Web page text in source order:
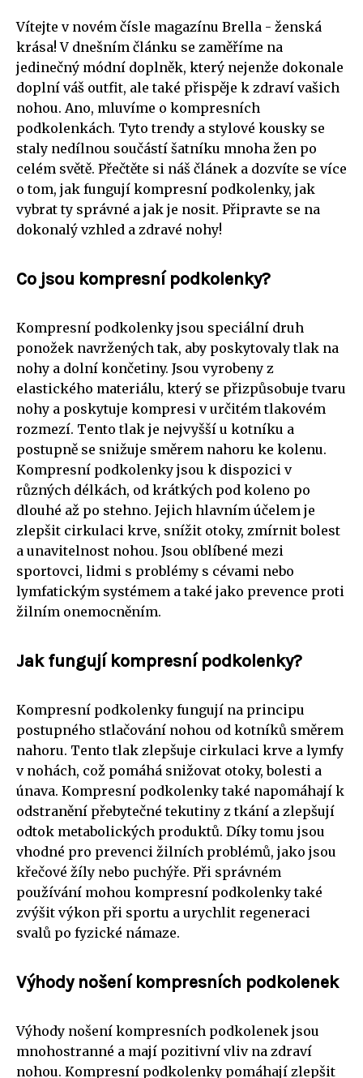
Vítejte v novém čísle magazínu Brella - ženská
krása! V dnešním článku se zaměříme na
jedinečný módní doplněk, který nejenže dokonale
doplní váš outfit, ale také přispěje k zdraví vašich
nohou. Ano, mluvíme o kompresních
podkolenkách. Tyto trendy a stylové kousky se
staly nedílnou součástí šatníku mnoha žen po
celém světě. Přečtěte si náš článek a dozvíte se více
o tom, jak fungují kompresní podkolenky, jak
vybrat ty správné a jak je nosit. Připravte se na
dokonalý vzhled a zdravé nohy!
Co jsou kompresní podkolenky?
Kompresní podkolenky jsou speciální druh
ponožek navržených tak, aby poskytovaly tlak na
nohy a dolní končetiny. Jsou vyrobeny z
elastického materiálu, který se přizpůsobuje tvaru
nohy a poskytuje kompresi v určitém tlakovém
rozmezí. Tento tlak je nejvyšší u kotníku a
postupně se snižuje směrem nahoru ke kolenu.
Kompresní podkolenky jsou k dispozici v
různých délkách, od krátkých pod koleno po
dlouhé až po stehno. Jejich hlavním účelem je
zlepšit cirkulaci krve, snížit otoky, zmírnit bolest
a unavitelnost nohou. Jsou oblíbené mezi
sportovci, lidmi s problémy s cévami nebo
lymfatickým systémem a také jako prevence proti
žilním onemocněním.
Jak fungují kompresní podkolenky?
Kompresní podkolenky fungují na principu
postupného stlačování nohou od kotníků směrem
nahoru. Tento tlak zlepšuje cirkulaci krve a lymfy
v nohách, což pomáhá snižovat otoky, bolesti a
únava. Kompresní podkolenky také napomáhají k
odstranění přebytečné tekutiny z tkání a zlepšují
odtok metabolických produktů. Díky tomu jsou
vhodné pro prevenci žilních problémů, jako jsou
křečové žíly nebo puchýře. Při správném
používání mohou kompresní podkolenky také
zvýšit výkon při sportu a urychlit regeneraci
svalů po fyzické námaze.
Výhody nošení kompresních podkolenek
Výhody nošení kompresních podkolenek jsou
mnohostranné a mají pozitivní vliv na zdraví
nohou. Kompresní podkolenky pomáhají zlepšit